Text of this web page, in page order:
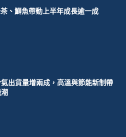
、鰤魚帶動上半年成長逾一成
氣出貨量增兩成，高溫與節能新制帶